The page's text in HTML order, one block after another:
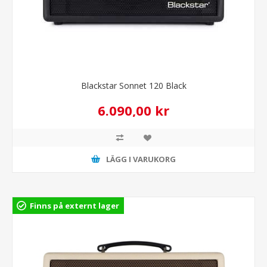
Blackstar Sonnet 120 Black
6.090,00 kr
LÄGG I VARUKORG
Finns på externt lager